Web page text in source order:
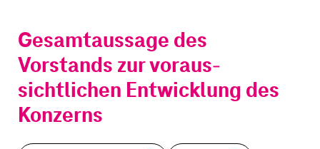
Gesamtaussage des
Vorstands zur voraus­
sichtlichen Entwicklung des
Konzerns